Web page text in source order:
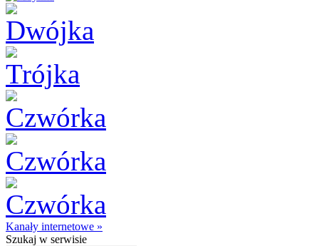
Kanały internetowe »
Szukaj w serwisie